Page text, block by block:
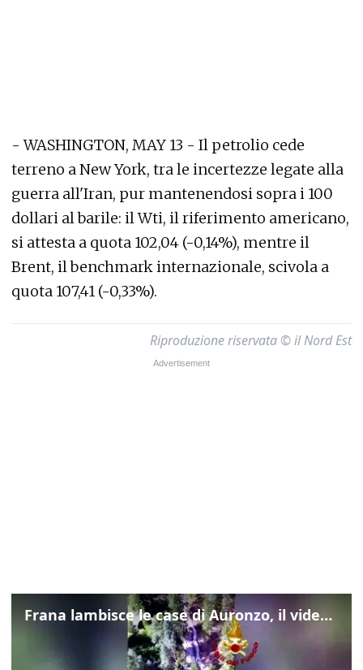
- WASHINGTON, MAY 13 - Il petrolio cede
terreno a New York, tra le incertezze legate alla
guerra all'Iran, pur mantenendosi sopra i 100
dollari al barile: il Wti, il riferimento americano,
si attesta a quota 102,04 (-0,14%), mentre il
Brent, il benchmark internazionale, scivola a
quota 107,41 (-0,33%).
Riproduzione riservata © il Nord Est
Frana lambisce le case di Auronzo, il video dall'elicottero dei vigili del fuoco